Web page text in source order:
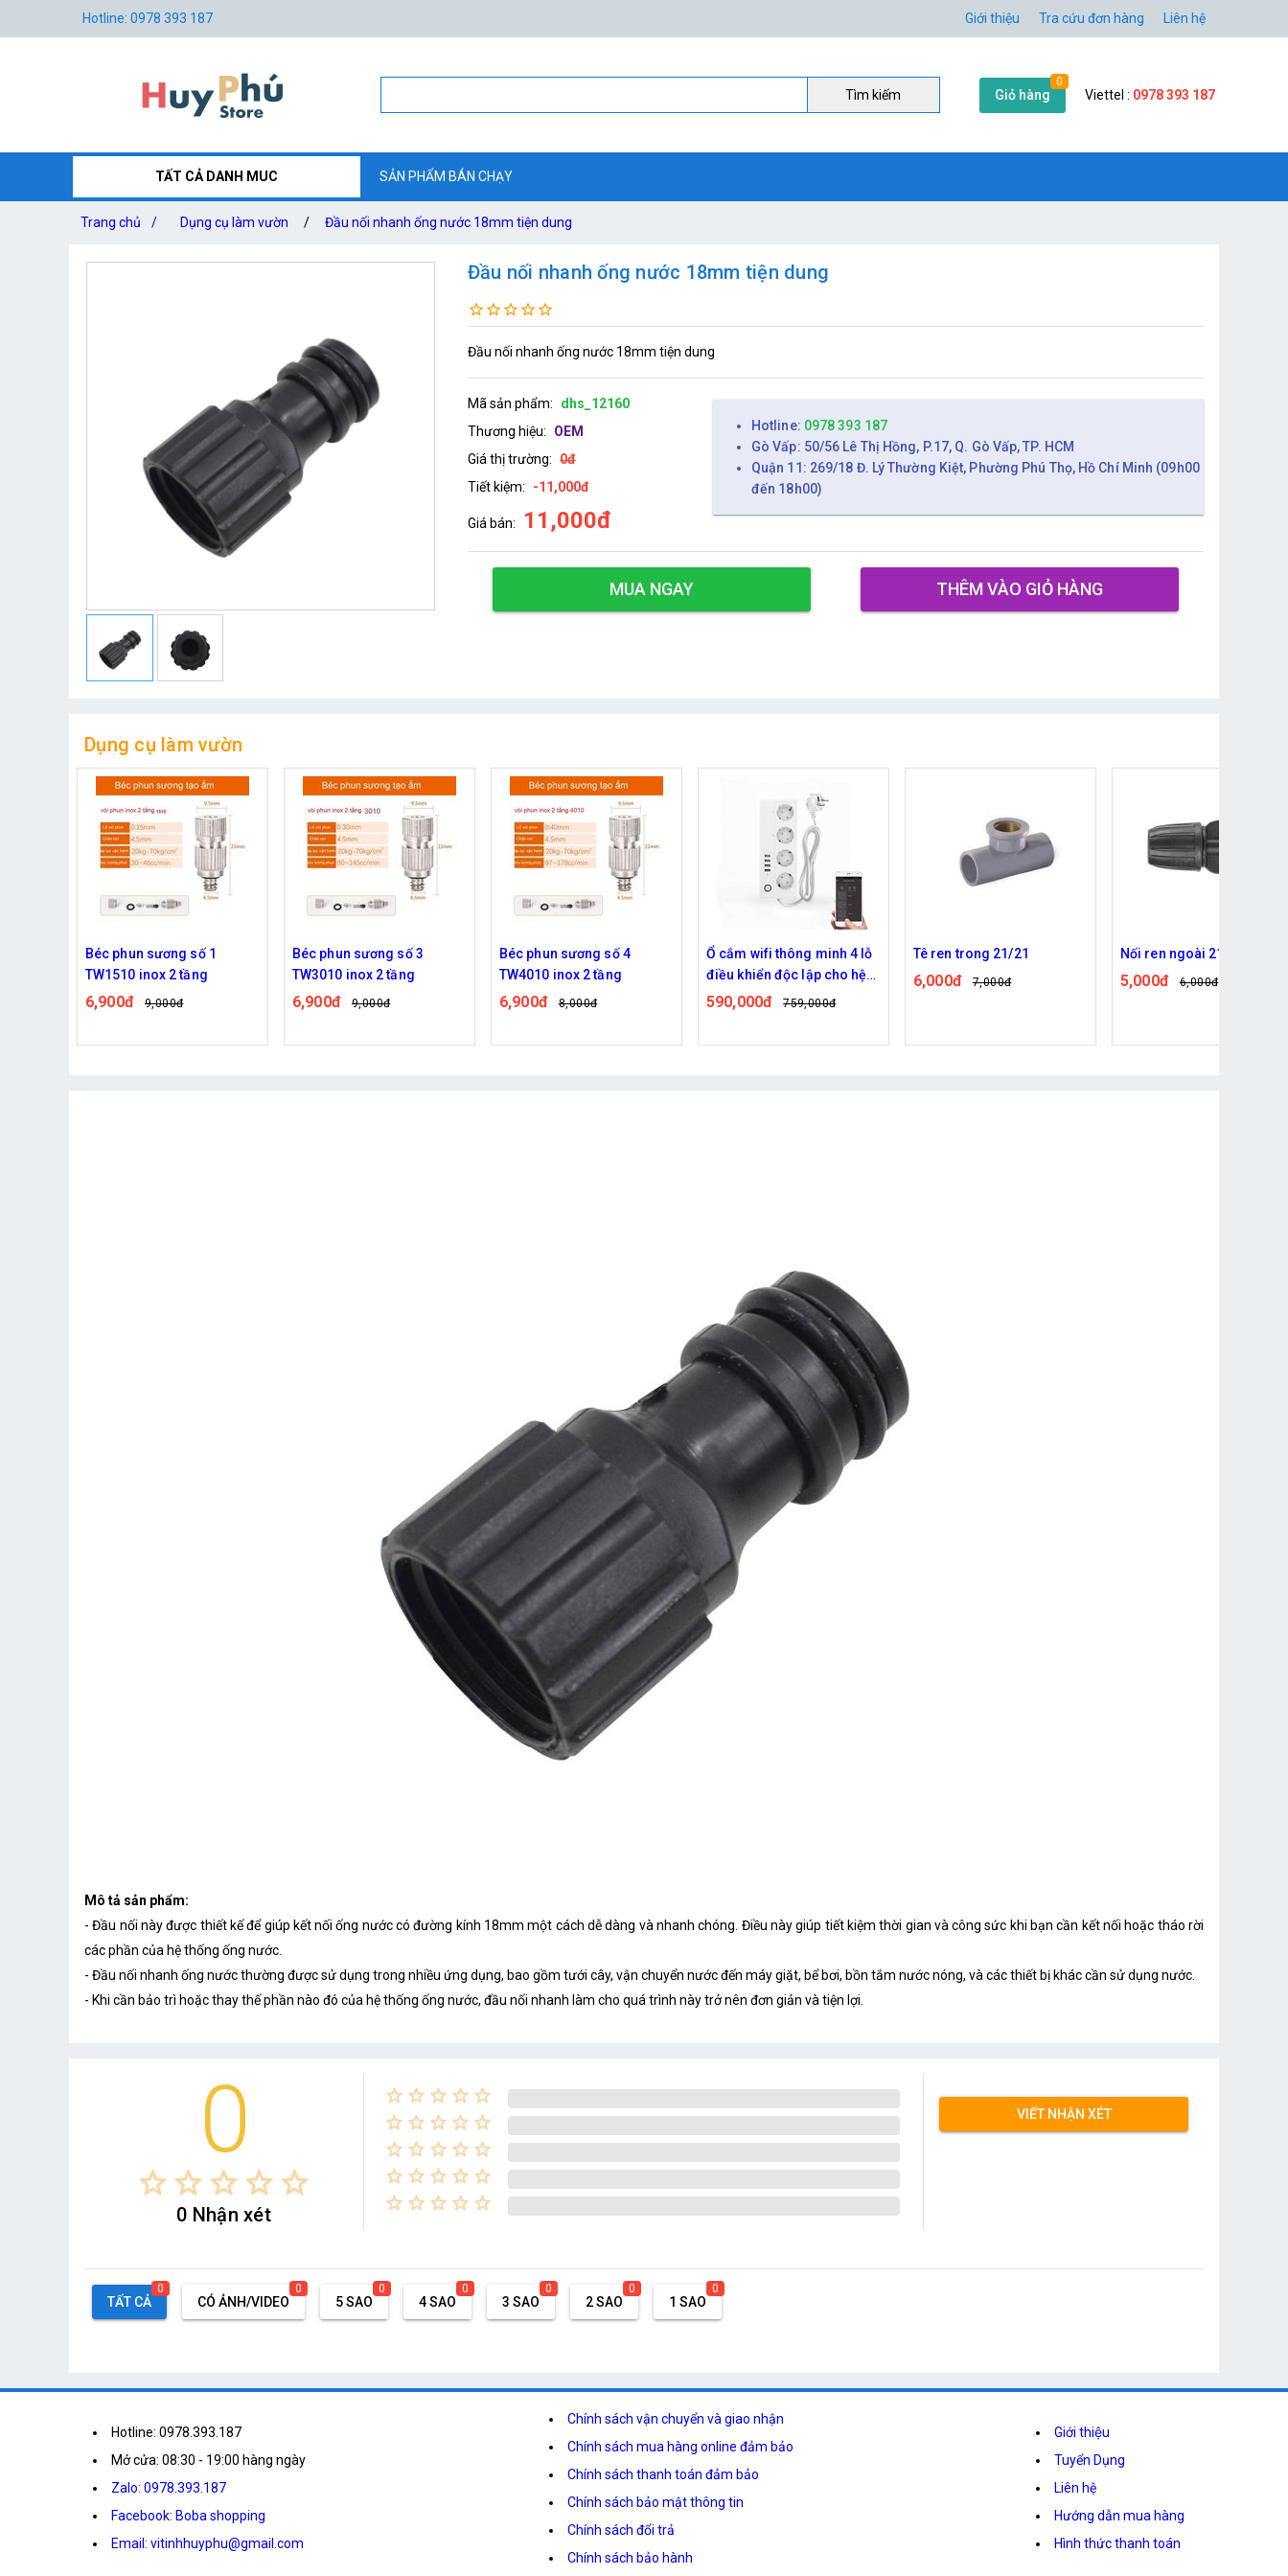
Hotline: 0978 393 187 Giới thiệu Tra cứu đơn hàng Liên hệ
Tìm kiếm Giỏ hàng
0
Viettel : 0978 393 187
TẤT CẢ DANH MUC SẢN PHẨM BÁN CHẠY
Trang chủ / Dụng cụ làm vườn / Đầu nối nhanh ống nước 18mm tiện dung
Đầu nối nhanh ống nước 18mm tiện dung
Đầu nối nhanh ống nước 18mm tiện dung
Mã sản phẩm:
dhs_12160
Thương hiệu:
OEM
Giá thị trường: 0đ
Tiết kiệm:
-11,000đ
Giá bán: 11,000đ
Hotline: 0978 393 187
Gò Vấp: 50/56 Lê Thị Hồng, P.17, Q. Gò Vấp, TP. HCM
Quận 11: 269/18 Đ. Lý Thường Kiệt, Phường Phú Thọ, Hồ Chí Minh (09h00
đến 18h00)
MUA NGAY THÊM VÀO GIỎ HÀNG
Dụng cụ làm vườn
Béc phun sương số 1
TW1510 inox 2 tầng
6,900đ 9,000đ
Béc phun sương số 3
TW3010 inox 2 tầng
6,900đ 9,000đ
Béc phun sương số 4
TW4010 inox 2 tầng
6,900đ 8,000đ
Ổ cắm wifi thông minh 4 lỗ
điều khiển độc lập cho hệ
thống phun sương
590,000đ 759,000đ
Tê ren trong 21/21
6,000đ 7,000đ
Nối ren ngoài 21 ra 8/11
5,000đ 6,000đ
Mô tả sản phẩm:
- Đầu nối này được thiết kế để giúp kết nối ống nước có đường kính 18mm một cách dễ dàng và nhanh chóng. Điều này giúp tiết kiệm thời gian và công sức khi bạn cần kết nối hoặc tháo rời
các phần của hệ thống ống nước.
- Đầu nối nhanh ống nước thường được sử dụng trong nhiều ứng dụng, bao gồm tưới cây, vận chuyển nước đến máy giặt, bể bơi, bồn tắm nước nóng, và các thiết bị khác cần sử dụng nước.
- Khi cần bảo trì hoặc thay thế phần nào đó của hệ thống ống nước, đầu nối nhanh làm cho quá trình này trở nên đơn giản và tiện lợi.
0
star_border star_border star_border star_border star_border
0 Nhận xét
star_border star_border star_border star_border star_border
star_border star_border star_border star_border star_border
star_border star_border star_border star_border star_border
star_border star_border star_border star_border star_border
star_border star_border star_border star_border star_border
VIẾT NHẬN XÉT
TẤT CẢ
0
CÓ ẢNH/VIDEO
0
5 SAO
0
4 SAO
0
3 SAO
0
2 SAO
0
1 SAO
0
Hotline: 0978.393.187
Mở cửa: 08:30 - 19:00 hàng ngày
Zalo: 0978.393.187
Facebook: Boba shopping
Email: vitinhhuyphu@gmail.com
Chính sách vận chuyển và giao nhận
Chính sách mua hàng online đảm bảo
Chính sách thanh toán đảm bảo
Chính sách bảo mật thông tin
Chính sách đổi trả
Chính sách bảo hành
Giới thiệu
Tuyển Dụng
Liên hệ
Hướng dẫn mua hàng
Hình thức thanh toán